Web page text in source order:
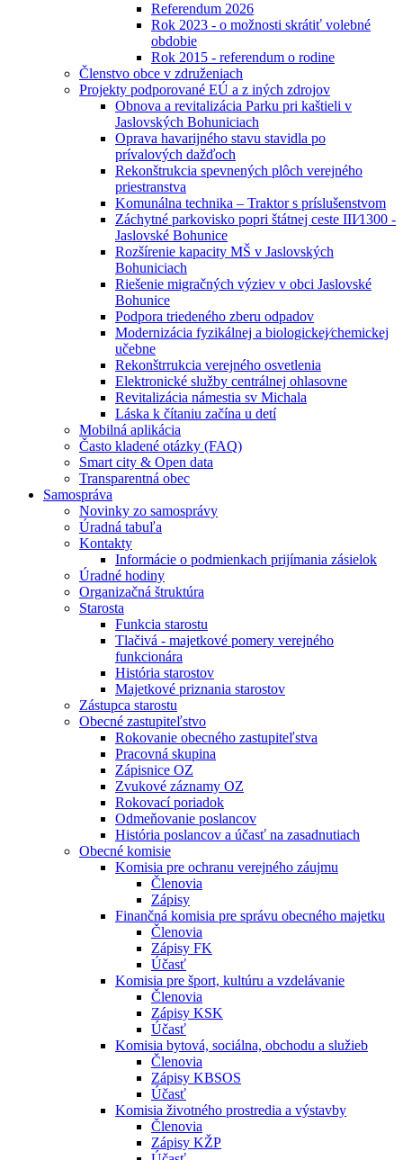
Referendum 2026
Rok 2023 - o možnosti skrátiť volebné
obdobie
Rok 2015 - referendum o rodine
Členstvo obce v združeniach
Projekty podporované EÚ a z iných zdrojov
Obnova a revitalizácia Parku pri kaštieli v
Jaslovských Bohuniciach
Oprava havarijného stavu stavidla po
prívalových dažďoch
Rekonštrukcia spevnených plôch verejného
priestranstva
Komunálna technika – Traktor s príslušenstvom
Záchytné parkovisko popri štátnej ceste III⁄1300 -
Jaslovské Bohunice
Rozšírenie kapacity MŠ v Jaslovských
Bohuniciach
Riešenie migračných výziev v obci Jaslovské
Bohunice
Podpora triedeného zberu odpadov
Modernizácia fyzikálnej a biologickej⁄chemickej
učebne
Rekonštrrukcia verejného osvetlenia
Elektronické služby centrálnej ohlasovne
Revitalizácia námestia sv Michala
Láska k čítaniu začína u detí
Mobilná aplikácia
Často kladené otázky (FAQ)
Smart city & Open data
Transparentná obec
Samospráva
Novinky zo samosprávy
Úradná tabuľa
Kontakty
Informácie o podmienkach prijímania zásielok
Úradné hodiny
Organizačná štruktúra
Starosta
Funkcia starostu
Tlačivá - majetkové pomery verejného
funkcionára
História starostov
Majetkové priznania starostov
Zástupca starostu
Obecné zastupiteľstvo
Rokovanie obecného zastupiteľstva
Pracovná skupina
Zápisnice OZ
Zvukové záznamy OZ
Rokovací poriadok
Odmeňovanie poslancov
História poslancov a účasť na zasadnutiach
Obecné komisie
Komisia pre ochranu verejného záujmu
Členovia
Zápisy
Finančná komisia pre správu obecného majetku
Členovia
Zápisy FK
Účasť
Komisia pre šport, kultúru a vzdelávanie
Členovia
Zápisy KSK
Účasť
Komisia bytová, sociálna, obchodu a služieb
Členovia
Zápisy KBSOS
Účasť
Komisia životného prostredia a výstavby
Členovia
Zápisy KŽP